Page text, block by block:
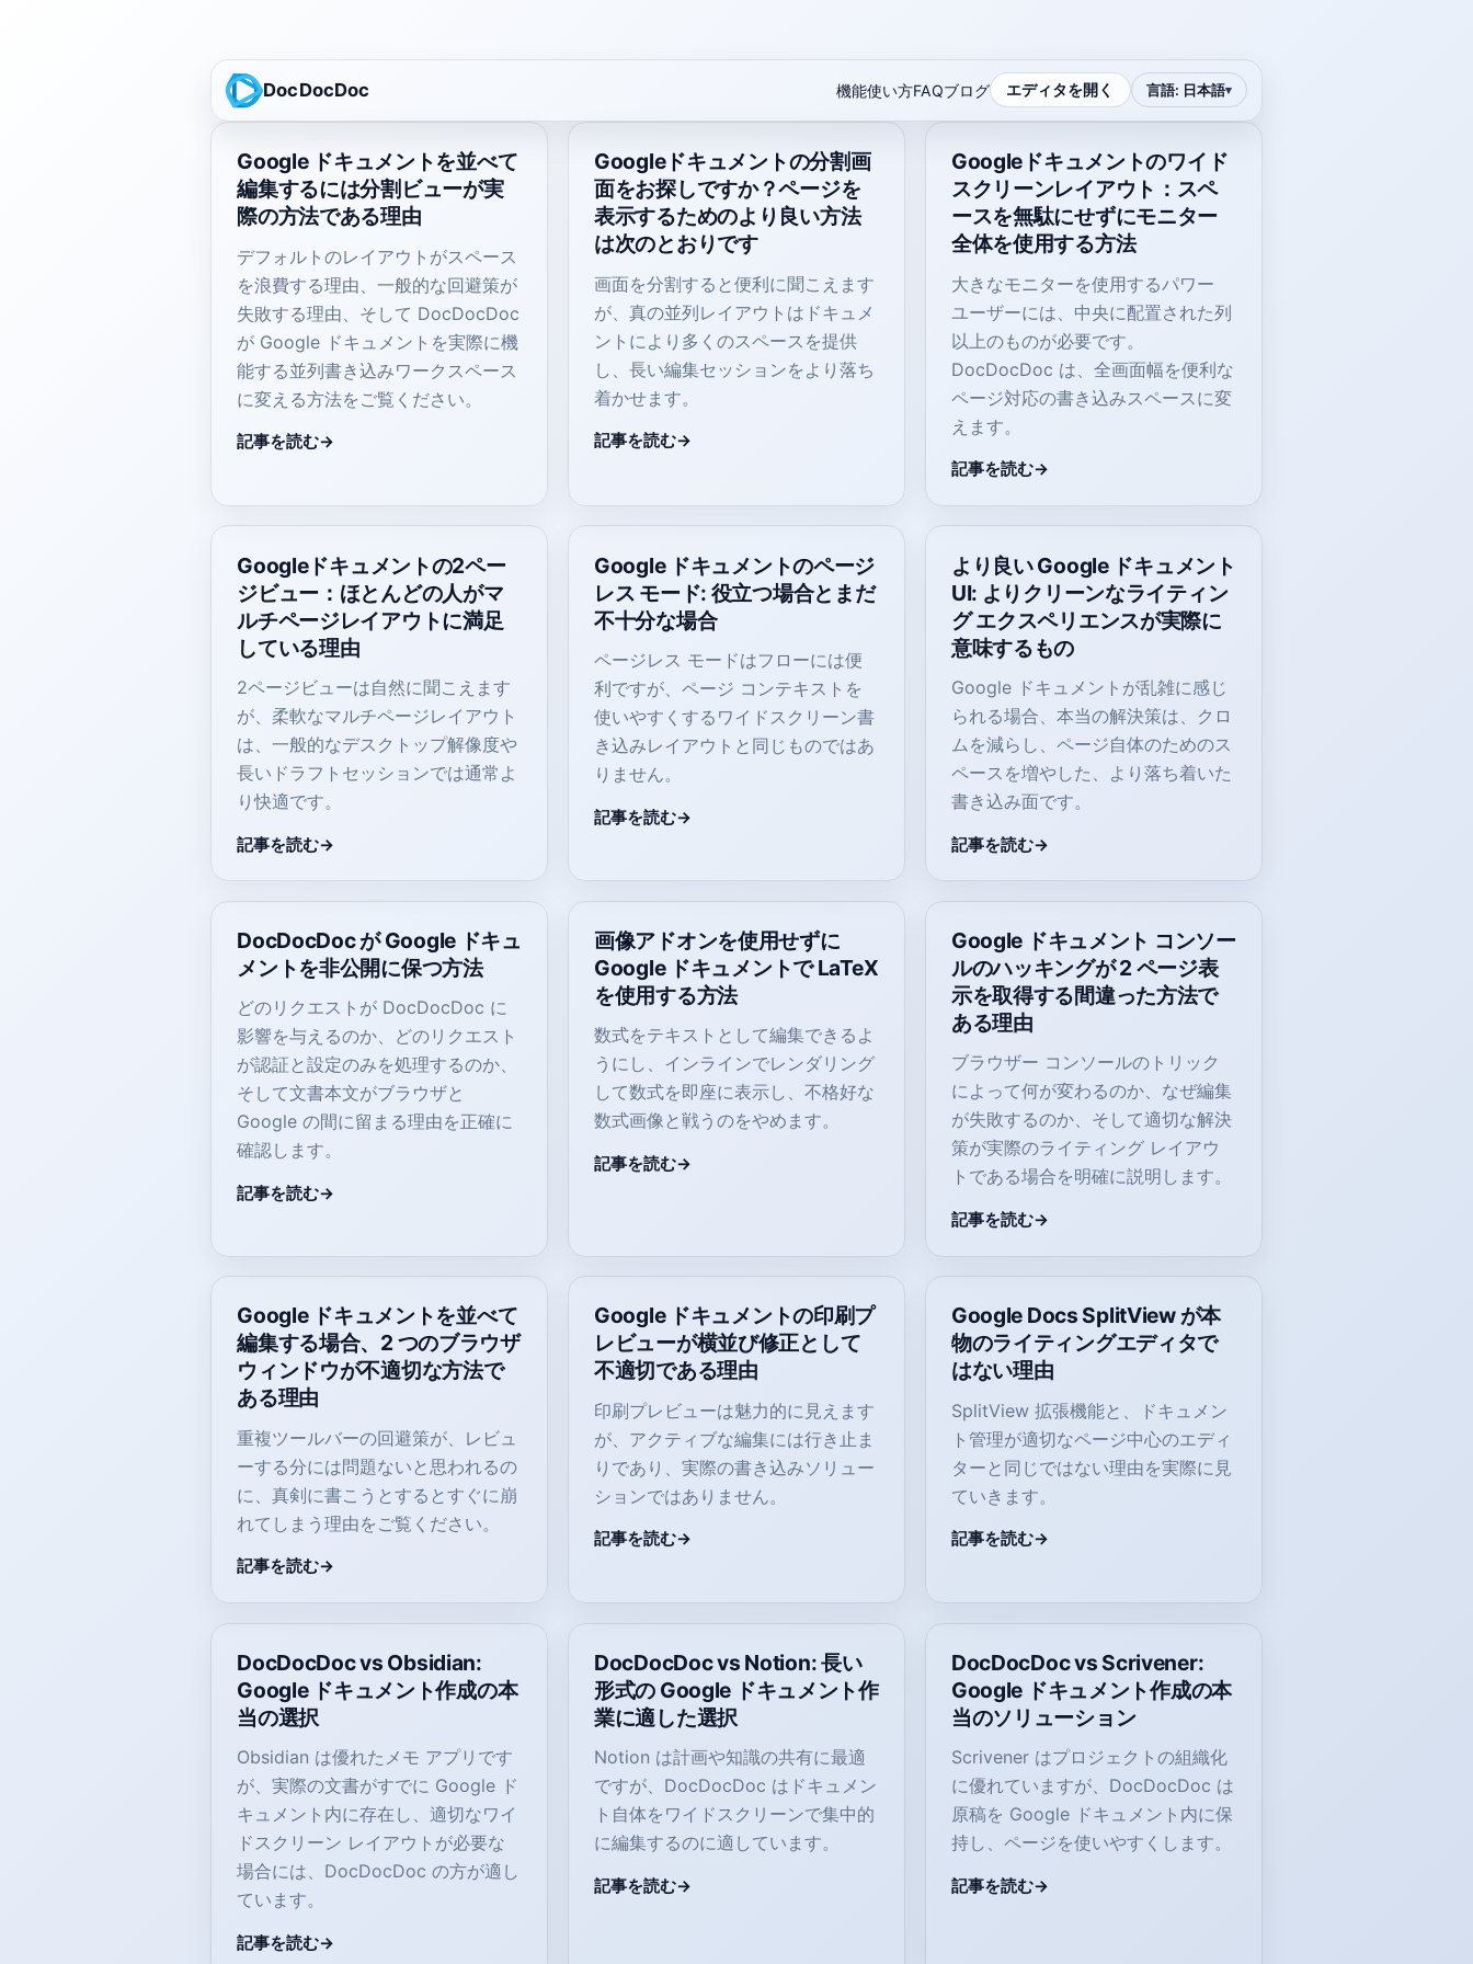
DocDocDoc 機能使い方FAQブログ エディタを開く 言語: 日本語
Google ドキュメントを並べて
編集するには分割ビューが実
際の方法である理由
デフォルトのレイアウトがスペース
を浪費する理由、一般的な回避策が
失敗する理由、そして DocDocDoc
が Google ドキュメントを実際に機
能する並列書き込みワークスペース
に変える方法をご覧ください。
記事を読む
Googleドキュメントの分割画
面をお探しですか？ページを
表示するためのより良い方法
は次のとおりです
画面を分割すると便利に聞こえます
が、真の並列レイアウトはドキュメ
ントにより多くのスペースを提供
し、長い編集セッションをより落ち
着かせます。
記事を読む
Googleドキュメントのワイド
スクリーンレイアウト：スペ
ースを無駄にせずにモニター
全体を使用する方法
大きなモニターを使用するパワー
ユーザーには、中央に配置された列
以上のものが必要です。
DocDocDoc は、全画面幅を便利な
ページ対応の書き込みスペースに変
えます。
記事を読む
Googleドキュメントの2ペー
ジビュー：ほとんどの人がマ
ルチページレイアウトに満足
している理由
2ページビューは自然に聞こえます
が、柔軟なマルチページレイアウト
は、一般的なデスクトップ解像度や
長いドラフトセッションでは通常よ
り快適です。
記事を読む
Google ドキュメントのページ
レス モード: 役立つ場合とまだ
不十分な場合
ページレス モードはフローには便
利ですが、ページ コンテキストを
使いやすくするワイドスクリーン書
き込みレイアウトと同じものではあ
りません。
記事を読む
より良い Google ドキュメント
UI: よりクリーンなライティン
グ エクスペリエンスが実際に
意味するもの
Google ドキュメントが乱雑に感じ
られる場合、本当の解決策は、クロ
ムを減らし、ページ自体のためのス
ペースを増やした、より落ち着いた
書き込み面です。
記事を読む
DocDocDoc が Google ドキュ
メントを非公開に保つ方法
どのリクエストが DocDocDoc に
影響を与えるのか、どのリクエスト
が認証と設定のみを処理するのか、
そして文書本文がブラウザと
Google の間に留まる理由を正確に
確認します。
記事を読む
画像アドオンを使用せずに
Google ドキュメントで LaTeX
を使用する方法
数式をテキストとして編集できるよ
うにし、インラインでレンダリング
して数式を即座に表示し、不格好な
数式画像と戦うのをやめます。
記事を読む
Google ドキュメント コンソー
ルのハッキングが 2 ページ表
示を取得する間違った方法で
ある理由
ブラウザー コンソールのトリック
によって何が変わるのか、なぜ編集
が失敗するのか、そして適切な解決
策が実際のライティング レイアウ
トである場合を明確に説明します。
記事を読む
Google ドキュメントを並べて
編集する場合、2 つのブラウザ
ウィンドウが不適切な方法で
ある理由
重複ツールバーの回避策が、レビュ
ーする分には問題ないと思われるの
に、真剣に書こうとするとすぐに崩
れてしまう理由をご覧ください。
記事を読む
Google ドキュメントの印刷プ
レビューが横並び修正として
不適切である理由
印刷プレビューは魅力的に見えます
が、アクティブな編集には行き止ま
りであり、実際の書き込みソリュー
ションではありません。
記事を読む
Google Docs SplitView が本
物のライティングエディタで
はない理由
SplitView 拡張機能と、ドキュメン
ト管理が適切なページ中心のエディ
ターと同じではない理由を実際に見
ていきます。
記事を読む
DocDocDoc vs Obsidian:
Google ドキュメント作成の本
当の選択
Obsidian は優れたメモ アプリです
が、実際の文書がすでに Google ド
キュメント内に存在し、適切なワイ
ドスクリーン レイアウトが必要な
場合には、DocDocDoc の方が適し
ています。
記事を読む
DocDocDoc vs Notion: 長い
形式の Google ドキュメント作
業に適した選択
Notion は計画や知識の共有に最適
ですが、DocDocDoc はドキュメン
ト自体をワイドスクリーンで集中的
に編集するのに適しています。
記事を読む
DocDocDoc vs Scrivener:
Google ドキュメント作成の本
当のソリューション
Scrivener はプロジェクトの組織化
に優れていますが、DocDocDoc は
原稿を Google ドキュメント内に保
持し、ページを使いやすくします。
記事を読む